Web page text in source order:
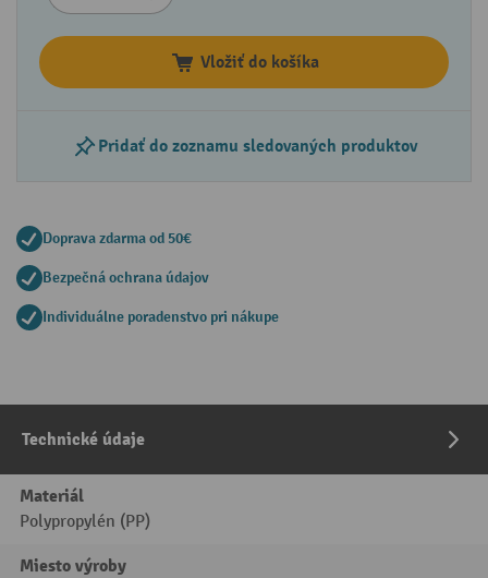
Vložiť do košíka
Pridať do zoznamu sledovaných produktov
Doprava zdarma od 50€
Bezpečná ochrana údajov
Individuálne poradenstvo pri nákupe
Technické údaje
Materiál
Polypropylén (PP)
Miesto výroby